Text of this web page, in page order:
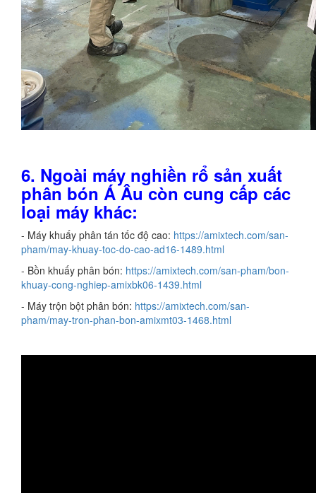
6. Ngoài máy nghiền rổ sản xuất
phân bón Á Âu còn cung cấp các
loại máy khác:
- Máy khuấy phân tán tốc độ cao: https://amixtech.com/san-
pham/may-khuay-toc-do-cao-ad16-1489.html
- Bồn khuấy phân bón: https://amixtech.com/san-pham/bon-
khuay-cong-nghiep-amixbk06-1439.html
- Máy trộn bột phân bón: https://amixtech.com/san-
pham/may-tron-phan-bon-amixmt03-1468.html